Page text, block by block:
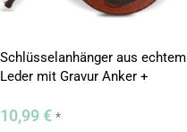
Schlüsselanhänger aus echtem
Leder mit Gravur Anker +
10,99 € *